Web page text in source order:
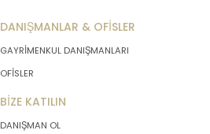
DANIŞMANLAR & OFİSLER
GAYRİMENKUL DANIŞMANLARI
OFİSLER
BİZE KATILIN
DANIŞMAN OL